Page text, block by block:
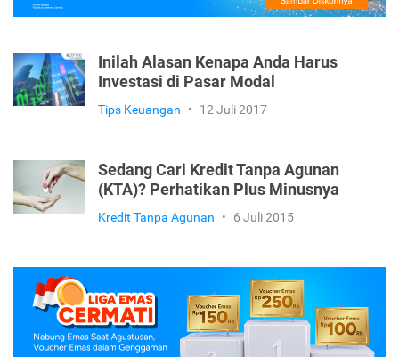
Inilah Alasan Kenapa Anda Harus
Investasi di Pasar Modal
Tips Keuangan • 12 Juli 2017
Sedang Cari Kredit Tanpa Agunan
(KTA)? Perhatikan Plus Minusnya
Kredit Tanpa Agunan • 6 Juli 2015